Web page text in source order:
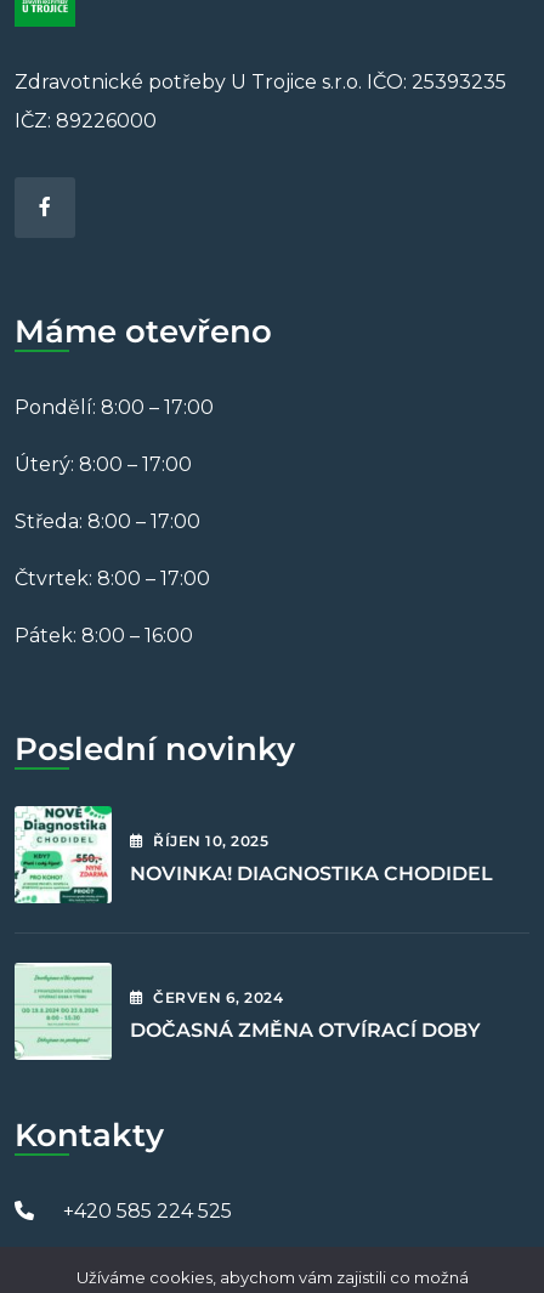
Zdravotnické potřeby U Trojice s.r.o. IČO: 25393235
IČZ: 89226000
Máme otevřeno
Pondělí: 8:00 – 17:00
Úterý: 8:00 – 17:00
Středa: 8:00 – 17:00
Čtvrtek: 8:00 – 17:00
Pátek: 8:00 – 16:00
Poslední novinky
ŘÍJEN10, 2025
NOVINKA! DIAGNOSTIKA CHODIDEL
ČERVEN 6, 2024
DOČASNÁ ZMĚNA OTVÍRACÍ DOBY
Kontakty
+420 585 224 525
Zputrojice@zputrojice.cz
Užíváme cookies, abychom vám zajistili co možná